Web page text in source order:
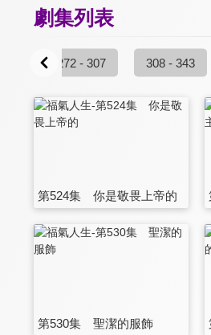
劇集列表
272 - 307 308 - 343
第524集 你是敬畏上帝的
第530集 聖潔的服飾